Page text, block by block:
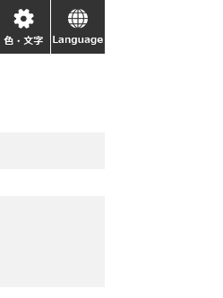
色・
language